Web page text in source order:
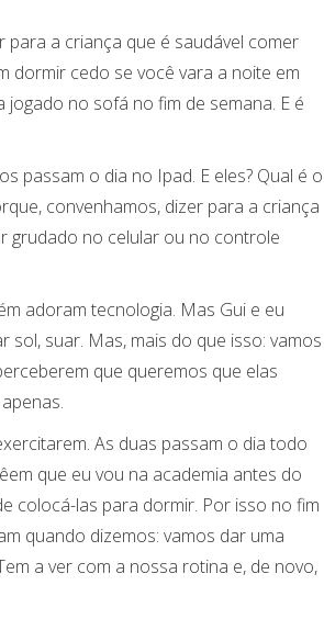
a criança que é saudável comer
dormir cedo se você vara a noite em
no sofá no fim de semana. E é
passam o dia no Ipad. E eles? Qual é o
convenhamos, dizer para a criança
grudado no celular ou no controle
adoram tecnologia. Mas Gui e eu
suar. Mas, mais do que isso: vamos
que queremos que elas
As duas passam o dia todo
que eu vou na academia antes do
colocá-las para dormir. Por isso no fim
quando dizemos: vamos dar uma
a ver com a nossa rotina e, de novo,